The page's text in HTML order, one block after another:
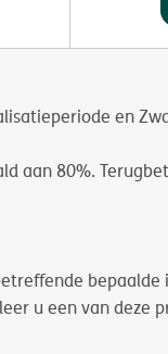
en
aan 80%.
u een van